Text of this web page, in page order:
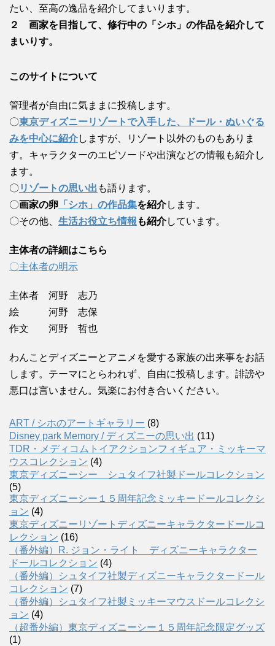
たい、至高の逸品を紹介してまいります。
２ 画家を目指して、修行中の「シホ」の作品を紹介して
まいりす。
このサイトについて
管理者が自由に気ままに投稿します。
〇東京ディズニーリゾートで入手した、ドール・ぬいぐる
みを中心に紹介しますが、リゾート以外のものもありま
す。キャラクターのエピソードや出演などの情報も紹介し
ます。
〇 リゾートの思い出 も語ります。
〇画家の卵 「シホ」の作品集を紹介します。
〇その他、 生活お役立ち情報 も紹介しています。
主体者の詳細はこちら
〇主体者の明示
主体者 河野 志乃
絵 河野 志保
作文 河野 哲也
わんことディズニーとアニメを愛する家族の出来事をお話
します。テーマにとらわれず、自由に投稿します。誹謗や
悪口は言いません。気楽にお付き合いください。
ART / シホのアートギャラリー (8)
Disney park Memory / ディズニーの思い出 (11)
TDR・メディコムトイアクションフィギュア・ミッキーマ
ウスコレクション (4)
東京ディズニーシー シュタイフ社製ドールコレクション
(5)
東京ディズニーシー１５周年記念ミッキードールコレクシ
ョン (4)
東京ディズニーリゾートディズニーキャラクタードールコ
レクション (16)
（番外編）R. ジョン・ライト ディズニーキャラクター
ドールコレクション (4)
（番外編）シュタイフ社製ディズニーキャラクタードール
コレクション (7)
（番外編）シュタイフ社製ミッキーマウスドールコレクシ
ョン (4)
（超番外編）東京ディズニーシー１５周年記念限定グッズ
(1)